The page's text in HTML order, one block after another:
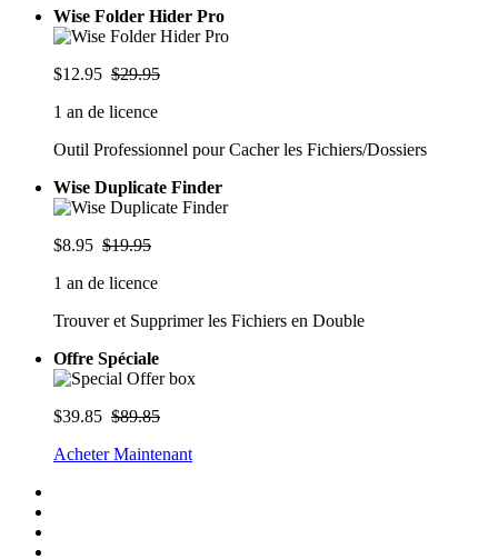
Wise Folder Hider Pro
$12.95 $29.95
1 an de licence
Outil Professionnel pour Cacher les Fichiers/Dossiers
Wise Duplicate Finder
$8.95 $19.95
1 an de licence
Trouver et Supprimer les Fichiers en Double
Offre Spéciale
$39.85 $89.85
Acheter Maintenant